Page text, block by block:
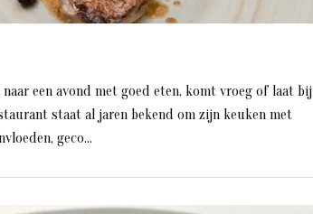
een avond met goed eten, komt vroeg of laat bij
staat al jaren bekend om zijn keuken met
geco...